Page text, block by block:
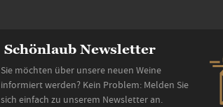
Schönlaub Newsletter
Sie möchten über unsere neuen Weine
informiert werden? Kein Problem: Melden Sie
sich einfach zu unserem Newsletter an.